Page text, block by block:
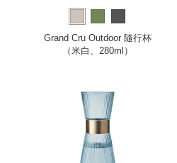
Grand Cru Outdoor 隨行杯
（米白、280ml）